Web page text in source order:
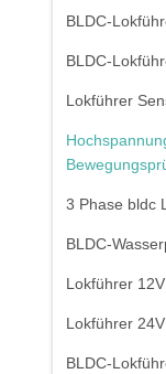
BLDC-
BLDC-
Lokführer
3 Phase bldc
BLDC-
Lokführer
Lokführer
BLDC-